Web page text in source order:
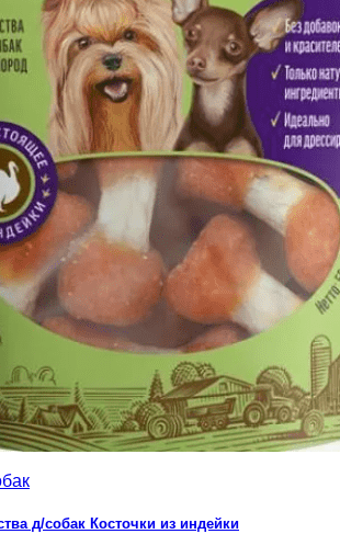
д/собак Косточки из индейки